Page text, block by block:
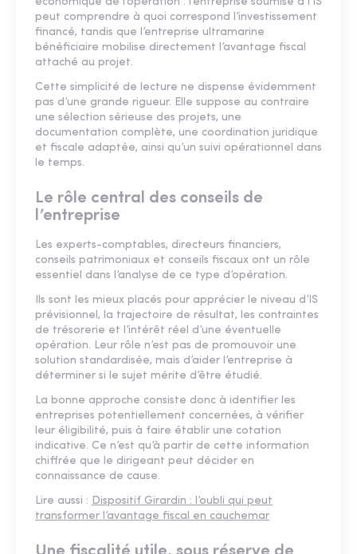
peut comprendre à quoi correspond l’investissement
financé, tandis que l’entreprise ultramarine
bénéficiaire mobilise directement l’avantage fiscal
attaché au projet.
Cette simplicité de lecture ne dispense évidemment
pas d’une grande rigueur. Elle suppose au contraire
une sélection sérieuse des projets, une
documentation complète, une coordination juridique
et fiscale adaptée, ainsi qu’un suivi opérationnel dans
le temps.
Le rôle central des conseils de
l’entreprise
Les experts-comptables, directeurs financiers,
conseils patrimoniaux et conseils fiscaux ont un rôle
essentiel dans l’analyse de ce type d’opération.
Ils sont les mieux placés pour apprécier le niveau d’IS
prévisionnel, la trajectoire de résultat, les contraintes
de trésorerie et l’intérêt réel d’une éventuelle
opération. Leur rôle n’est pas de promouvoir une
solution standardisée, mais d’aider l’entreprise à
déterminer si le sujet mérite d’être étudié.
La bonne approche consiste donc à identifier les
entreprises potentiellement concernées, à vérifier
leur éligibilité, puis à faire établir une cotation
indicative. Ce n’est qu’à partir de cette information
chiffrée que le dirigeant peut décider en
connaissance de cause.
Lire aussi : Dispositif Girardin : l’oubli qui peut
transformer l’avantage fiscal en cauchemar